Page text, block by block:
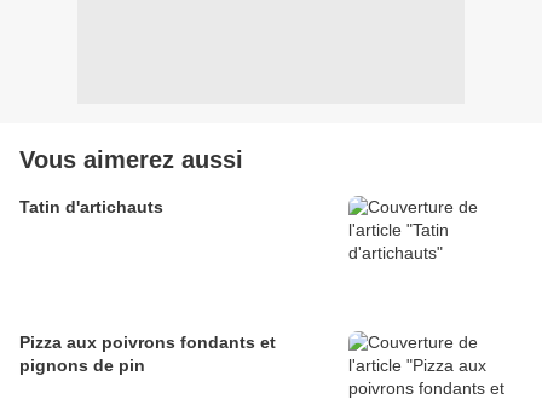
Vous aimerez aussi
Tatin d'artichauts
Pizza aux poivrons fondants et
pignons de pin